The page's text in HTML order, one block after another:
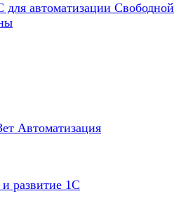
для автоматизации Свободной
развитие 1С